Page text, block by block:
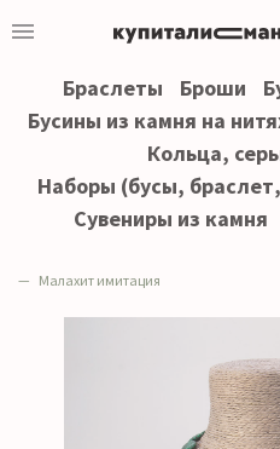
Браслеты Броши
Бусины из камня на
Кольца,
Наборы (бусы,
Сувениры из камня
Малахит имитация